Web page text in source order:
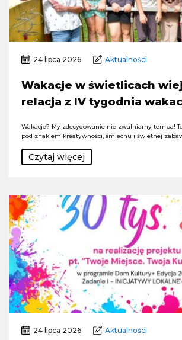
24 lipca 2026 Aktualności
Wakacje w świetlicach
relacja z IV tygodnia
Wakacje? My zdecydowanie nie zwalniamy tempa!
pod znakiem kreatywności, śmiechu i świetnej
Czytaj więcej
24 lipca 2026 Aktualności